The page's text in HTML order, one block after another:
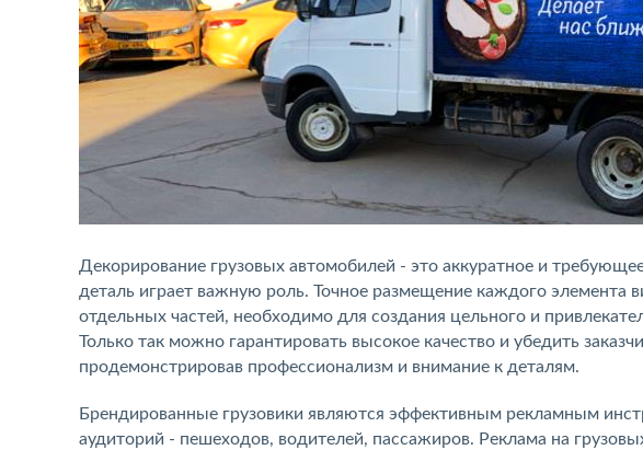
Декорирование грузовых автомобилей - это аккуратное и
деталь играет важную роль. Точное размещение каждого элемента
отдельных частей, необходимо для создания цельного и
Только так можно гарантировать высокое качество и убедить
продемонстрировав профессионализм и внимание к деталям.
Брендированные грузовики являются эффективным рекламным
аудиторий - пешеходов, водителей, пассажиров. Реклама на